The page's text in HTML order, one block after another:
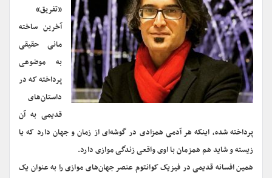
«تفریق»
آخرین ساخته
مانی حقیقی
به موضوعی
پرداخته که در
داستان‌های
قدیمی به آن
پرداخته شده، اینکه هر آدمی همزادی در گوشه‌ای از زمان و جهان دارد که یا
زیسته و شاید هم همزمان با اوی واقعی زندگی موازی دارد.
همین افسانه قدیمی در فیزیک کوانتوم عنصر جهان‌های موازی را به عنوان یک